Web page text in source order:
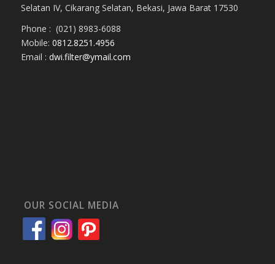
Selatan IV, Cikarang Selatan, Bekasi, Jawa Barat 17530
Phone : (021) 8983-6088
Mobile: 0812.8251.4956
Email : dwi.filter@ymail.com
OUR SOCIAL MEDIA